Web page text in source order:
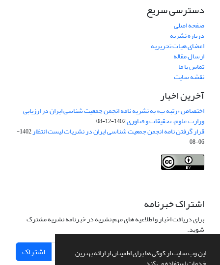
این وب سایت از کوکی ها برای اطمینان از ارائه بهترین
دسترسی سریع
صفحه اصلی
درباره نشریه
اعضای هیات تحریریه
ارسال مقاله
تماس با ما
نقشه سایت
آخرین اخبار
اختصاص «رتبه ب» به نشریه نامه انجمن جمعیت شناسی ایران در ارزیابی
وزارت علوم، تحقیقات و فناوری1402-12-08
قرار گرفتن نامه انجمن جمعیت شناسی ایران در نشریات لیست انتظار
1402-
06-08
اشتراک خبرنامه
برای دریافت اخبار و اطلاعیه های مهم نشریه در خبرنامه نشریه مشترک
شوید.
اشتراک